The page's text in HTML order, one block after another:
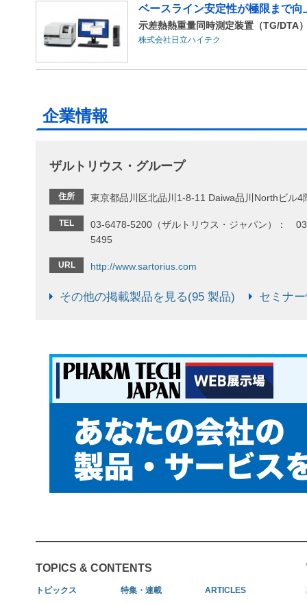
ベースライン安定性が極限まで向
示差熱熱重量同時測定装置（TG/DTA
株式会社日立ハイテク
企業情報
ザルトリウス・グループ
住所 東京都品川区北品川1-8-11 Daiwa品川Northビル4
TEL
03-6478-5200（ザルトリウス・ジャパン）：
5495
URL http://www.sartorius.com
その他の掲載製品を見る(95 製品) セミナ
TOPICS & CONTENTS
トピックス 特集・連載 ARTICLES